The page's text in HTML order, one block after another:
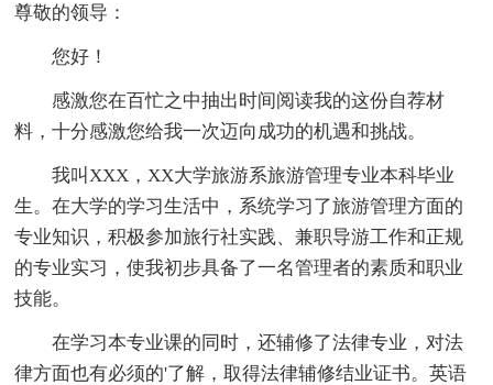
尊敬的领导：
您好！
感激您在百忙之中抽出时间阅读我的这份自荐材
料，十分感激您给我一次迈向成功的机遇和挑战。
我叫XXX，XX大学旅游系旅游管理专业本科毕业
生。在大学的学习生活中，系统学习了旅游管理方面的
专业知识，积极参加旅行社实践、兼职导游工作和正规
的专业实习，使我初步具备了一名管理者的素质和职业
技能。
在学习本专业课的同时，还辅修了法律专业，对法
律方面也有必须的'了解，取得法律辅修结业证书。英语